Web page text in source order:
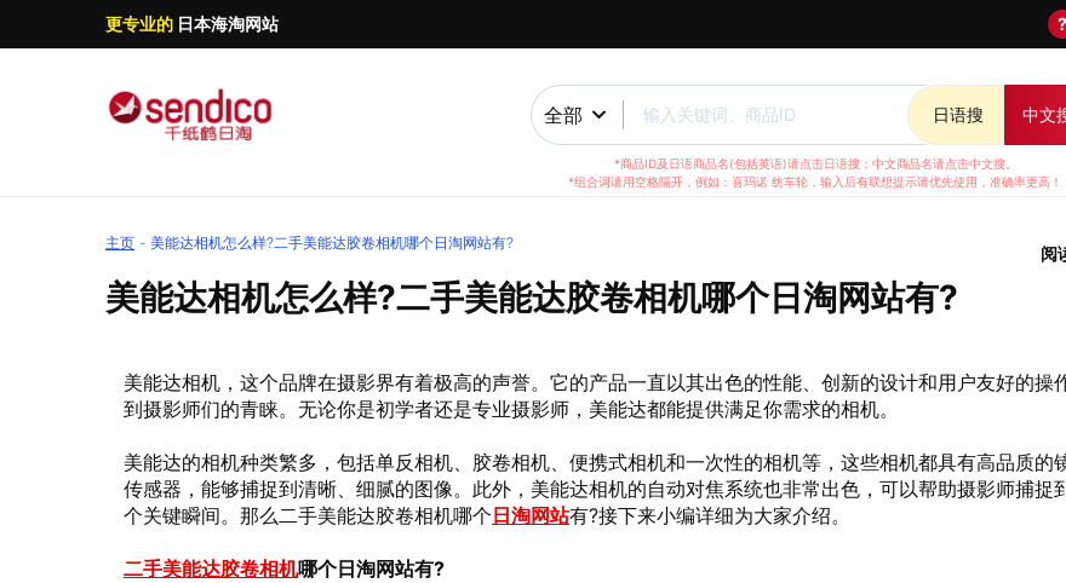
更专业的 日本海淘网站 ?
全部 输入关键词、商品ID 日语搜 中文
*商品ID及日语商品名(包括英语)请点击日语搜；中文商品名请点击中文搜。
*组合词请用空格隔开，例如：喜玛诺 纺车轮，输入后有联想提示请优先使用，准确率更高！
主页 美能达相机怎么样?二手美能达胶卷相机哪个日淘网站有?
阅
美能达相机怎么样?二手美能达胶卷相机哪个日淘网站有?
美能达相机，这个品牌在摄影界有着极高的声誉。它的产品一直以其出色的性能、创新的设计和用户友好的操
到摄影师们的青睐。无论你是初学者还是专业摄影师，美能达都能提供满足你需求的相机。
美能达的相机种类繁多，包括单反相机、胶卷相机、便携式相机和一次性的相机等，这些相机都具有高品质的
传感器，能够捕捉到清晰、细腻的图像。此外，美能达相机的自动对焦系统也非常出色，可以帮助摄影师捕捉
个关键瞬间。那么二手美能达胶卷相机哪个 日淘网站有?接下来小编详细为大家介绍。
二手美能达胶卷相机哪个日淘网站有?